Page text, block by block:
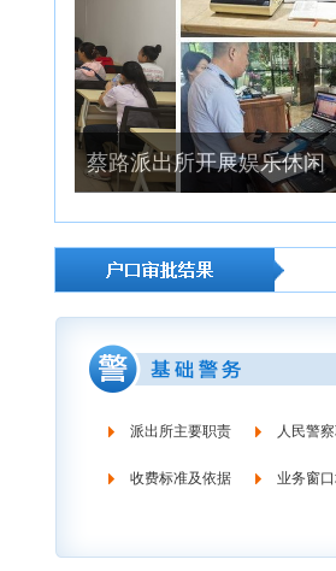
蔡路派出所开展娱乐休闲
派出所主要职责
收费标准及依据